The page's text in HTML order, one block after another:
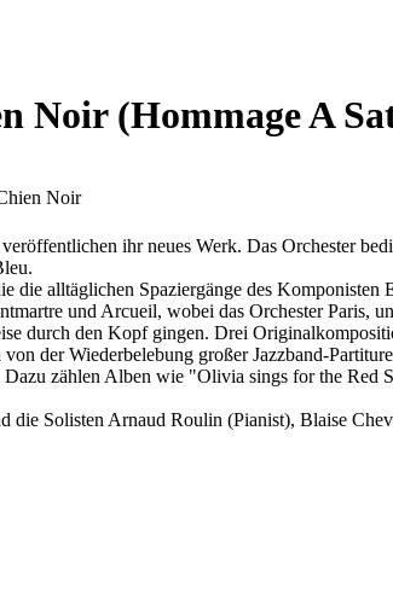
Noir (Hommage A
Noir
ihr neues Werk. Das Orchester
die alltäglichen Spaziergänge des
und Arcueil, wobei das Orchester Paris,
durch den Kopf gingen. Drei
der Wiederbelebung großer Jazzband-
zählen Alben wie "Olivia sings for the Red
die Solisten Arnaud Roulin (Pianist), Blaise